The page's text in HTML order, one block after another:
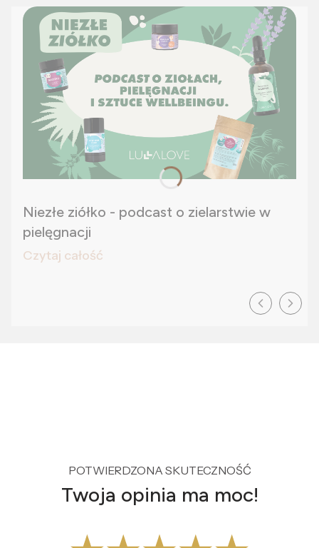
Niezłe ziółko - podcast o zielarstwie w
pielęgnacji
Czytaj całość
POTWIERDZONA SKUTECZNOŚĆ
Twoja opinia ma moc!